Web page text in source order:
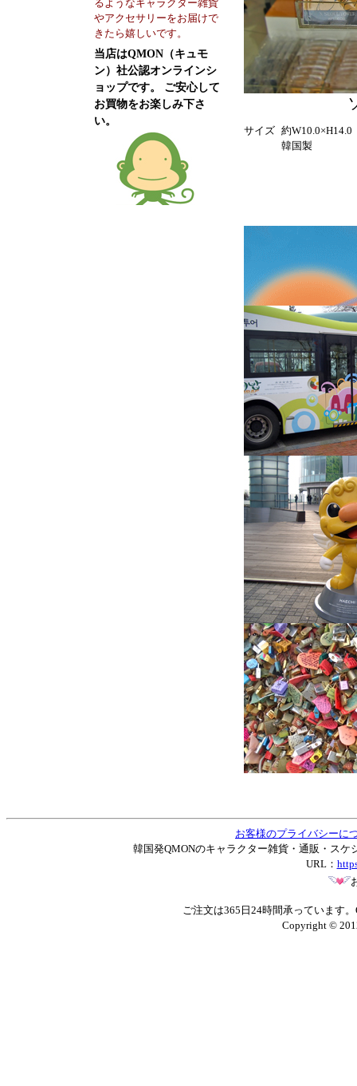
るようなキャラクター雑貨
やアクセサリーをお届けで
きたら嬉しいです。
当店はQMON（キュモ
ン）社公認オンラインシ
ョップです。 ご安心して
お買物をお楽しみ下さ
い。
サイズ 約W10.0×H14.0
韓国製
お客様のプライバシーに
韓国発QMONのキャラクター雑貨・通販・スケ
URL：
ご注文は365日24時間承っています
Copyright ©